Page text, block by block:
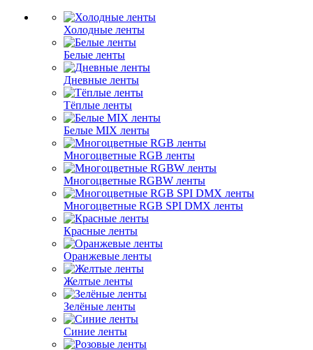
Холодные ленты
Белые ленты
Дневные ленты
Тёплые ленты
Белые MIX ленты
Многоцветные RGB ленты
Многоцветные RGBW ленты
Многоцветные RGB SPI DMX ленты
Красные ленты
Оранжевые ленты
Желтые ленты
Зелёные ленты
Синие ленты